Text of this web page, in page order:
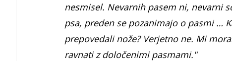
nesmisel. Nevarnih pasem ni, nevarni
psa, preden se pozanimajo o pasmi …
prepovedali nože? Verjetno ne. Mi
ravnati z določenimi pasmami."